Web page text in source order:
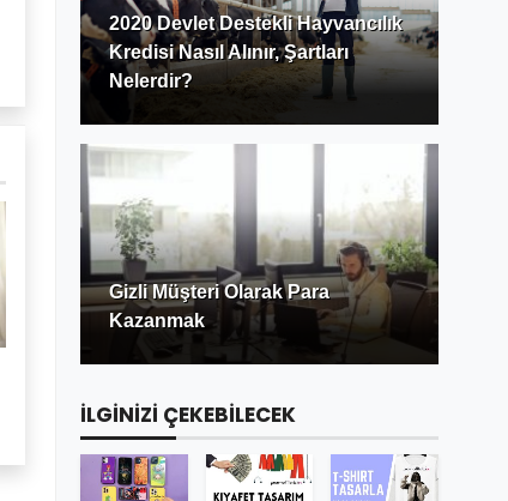
2020 Devlet Destekli Hayvancılık
Kredisi Nasıl Alınır, Şartları
Nelerdir?
Gizli Müşteri Olarak Para
Kazanmak
İLGİNİZİ ÇEKEBİLECEK